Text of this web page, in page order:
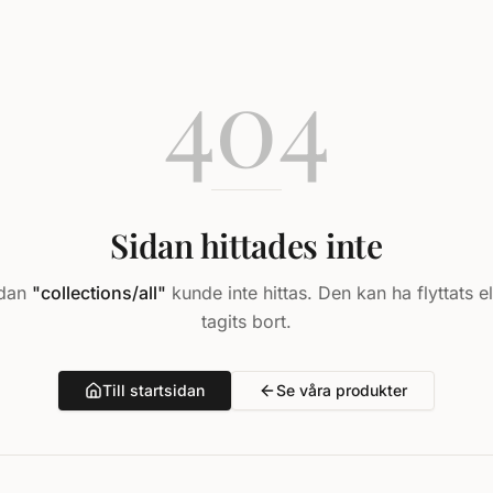
404
Sidan hittades inte
"collections/all" kunde inte hittas. Den kan ha flyttats
tagits bort.
Till startsidan Se våra produkter